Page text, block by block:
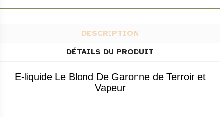
DESCRIPTION
DÉTAILS DU PRODUIT
E-liquide Le Blond De Garonne de Terroir et
Vapeur